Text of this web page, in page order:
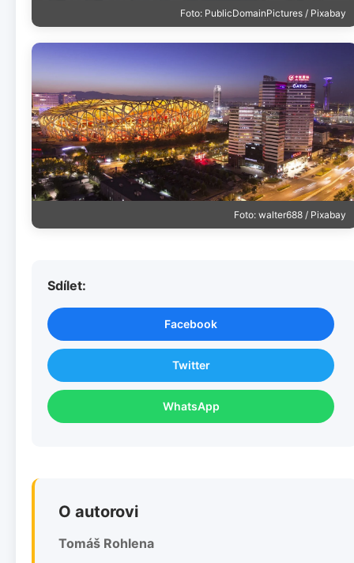
Foto: PublicDomainPictures / Pixabay
Foto: walter688 / Pixabay
Sdílet:
Facebook
Twitter
WhatsApp
O autorovi
Tomáš Rohlena